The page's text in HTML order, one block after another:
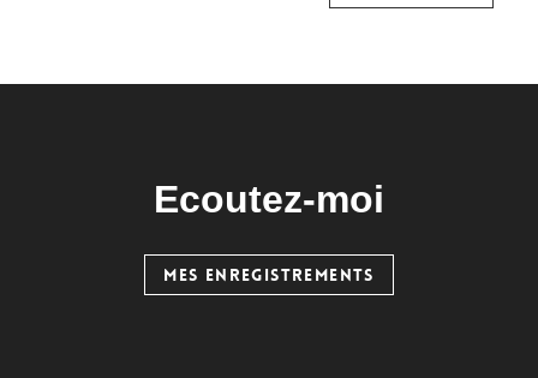
Ecoutez-moi
MES ENREGISTREMENTS